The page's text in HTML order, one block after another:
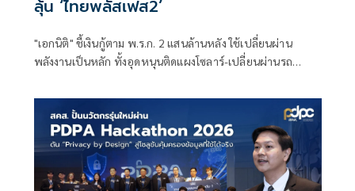
ลุ้น ‘ไทยพลัสเฟส2’
"เอกนิติ" ชี้เงินกู้ตาม พ.ร.ก. 2 แสนล้านหลัง ใช้เปลี่ยนผ่าน
พลังงานเป็นหลัก ทั้งอุดหนุนติดแผงโซลาร์-เปลี่ยนผ่านรถ
พร้อมให้ใช้กับไทยเที่ยวไทยพลัส ส่วนไทยช่วยไทยพลัส เฟส 2
รอประเมินความเหมาะสม นายกฯ เผยจะพยายาม